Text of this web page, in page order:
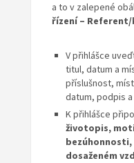
a to v zalepené
řízení – Referent/
V přihlášce
titul, datum a
příslušnost,
datum, podpis
K přihlášce
životopis,
bezúhonnosti,
dosaženém